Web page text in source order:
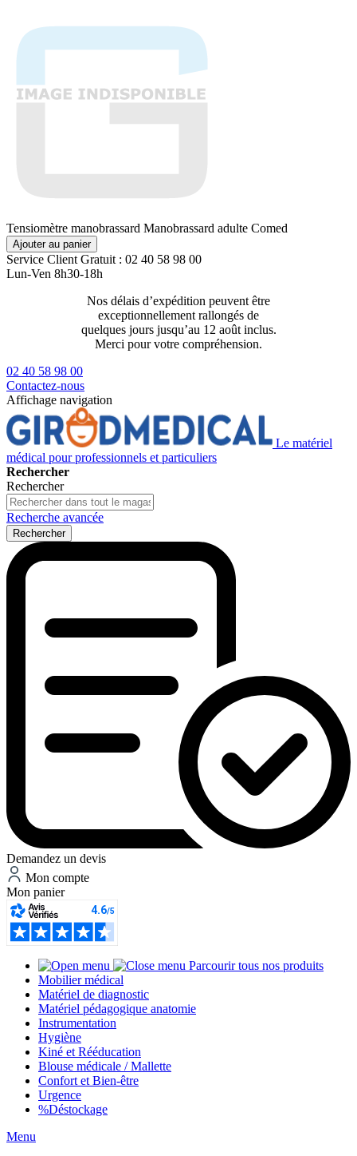
Tensiomètre manobrassard Manobrassard adulte Comed
Ajouter au panier
Service Client Gratuit : 02 40 58 98 00
Lun-Ven 8h30-18h
Nos délais d’expédition peuvent être
exceptionnellement rallongés de
quelques jours jusqu’au 12 août inclus.
Merci pour votre compréhension.
02 40 58 98 00
Contactez-nous
Affichage navigation
Le matériel
médical pour professionnels et particuliers
Rechercher
Rechercher
Recherche avancée
Rechercher
Demandez un devis
Mon compte
Mon panier
Parcourir tous nos produits
Mobilier médical
Matériel de diagnostic
Matériel pédagogique anatomie
Instrumentation
Hygiène
Kiné et Rééducation
Blouse médicale / Mallette
Confort et Bien-être
Urgence
%Déstockage
Menu